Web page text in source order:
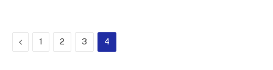
Previous
1 2 3 4